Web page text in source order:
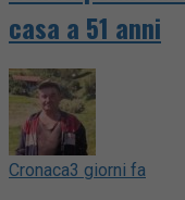
casa a 51 anni
Cronaca3 giorni fa